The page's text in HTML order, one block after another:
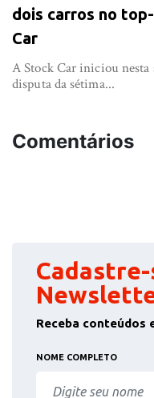
dois carros no
Car
A Stock Car iniciou nesta
disputa da sétima...
Comentários
Cadastre-
Receba conteúdos
NOME COMPLETO